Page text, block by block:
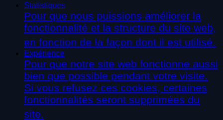
Statistiques
Pour que nous puissions améliorer la
fonctionnalité et la structure du site web,
en fonction de la façon dont il est utilisé.
Expérience
Pour que notre site web fonctionne aussi
bien que possible pendant votre visite.
Si vous refusez ces cookies, certaines
fonctionnalités seront supprimées du
site.